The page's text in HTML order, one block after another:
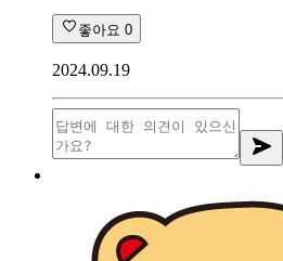
좋아요 0
2024.09.19